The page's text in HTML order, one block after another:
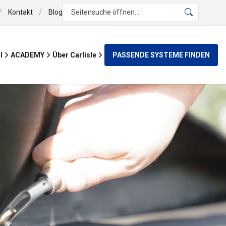
Kontakt / Blog Seitensuche öffnen...
ACADEMY Über Carlisle PASSENDE SYSTEME FINDEN